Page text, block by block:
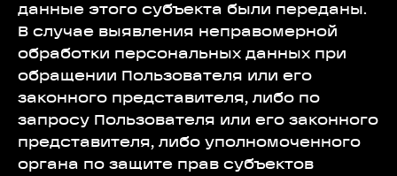
данные этого субъекта были переданы.
В случае выявления неправомерной
обработки персональных данных при
обращении Пользователя или его
законного представителя, либо по
запросу Пользователя или его законного
представителя, либо уполномоченного
органа по защите прав субъектов